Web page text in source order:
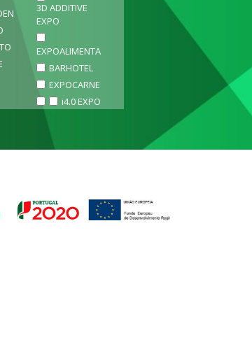
3D ADDITIVE
EXPO
EXPOALIMENTA
BARHOTEL
EXPOCARNE
i4.0 EXPO